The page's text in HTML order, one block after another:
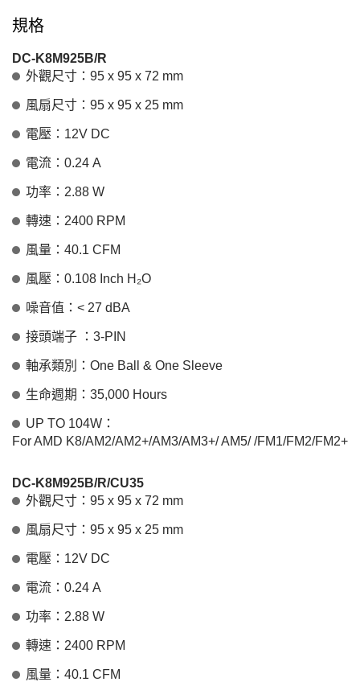
規格
DC-K8M925B/R
外觀尺寸：95 x 95 x 72 mm
風扇尺寸：95 x 95 x 25 mm
電壓：12V DC
電流：0.24 A
功率：2.88 W
轉速：2400 RPM
風量：40.1 CFM
風壓：0.108 Inch H₂O
噪音值：< 27 dBA
接頭端子 ：3-PIN
軸承類別：One Ball & One Sleeve
生命週期：35,000 Hours
UP TO 104W：
For AMD K8/AM2/AM2+/AM3/AM3+/ AM5/ /FM1/FM2/FM2+
DC-K8M925B/R/CU35
外觀尺寸：95 x 95 x 72 mm
風扇尺寸：95 x 95 x 25 mm
電壓：12V DC
電流：0.24 A
功率：2.88 W
轉速：2400 RPM
風量：40.1 CFM